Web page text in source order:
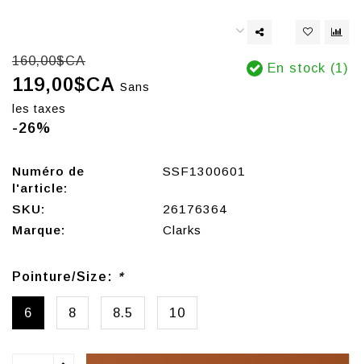
160,00$CA
119,00$CA Sans
les taxes
-26%
En stock (1)
Numéro de
l'article:
SSF1300601
SKU:
26176364
Marque:
Clarks
Pointure/Size: *
6 8 8.5 10